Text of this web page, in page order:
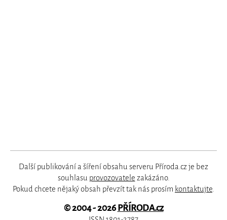
Další publikování a šíření obsahu serveru Příroda.cz je bez
souhlasu provozovatele zakázáno.
Pokud chcete nějaký obsah převzít tak nás prosím kontaktujte
© 2004 - 2026PŘÍRODA.cz